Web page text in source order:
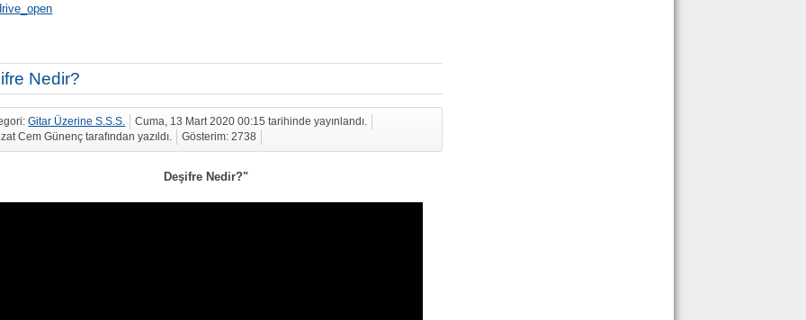
Nedir?
Gitar Üzerine S.S.S.
Cuma, 13 Mart 2020 00:15 tarihinde yayınlandı.
Cem Günenç tarafından yazıldı.
Gösterim: 2738
Deşifre Nedir?"